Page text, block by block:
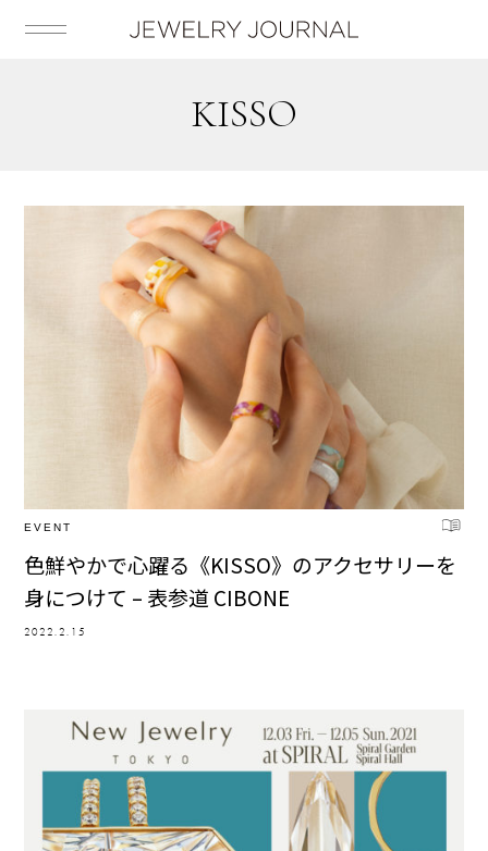
KISSO
EVENT
色鮮やかで心躍る《KISSO》のアクセサリーを
身につけて – 表参道 CIBONE
2022.2.15